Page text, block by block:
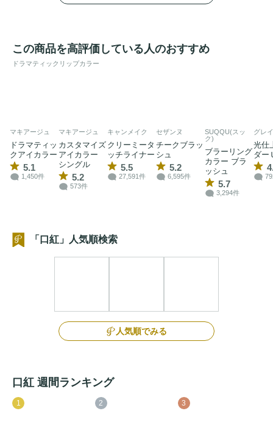
この商品を高評価している人のおすすめ
ドラマティックリップカラー
マキアージュ
ドラマティッ
クアイカラー
5.1
1,450件
マキアージュ
カスタマイズ
アイカラー
シングル
5.2
573件
キャンメイク
クリーミータ
ッチライナー
5.5
27,591件
セザンヌ
チークブラッ
シュ
5.2
6,595件
SUQQU(スッ
ク)
ブラーリング
カラー ブラ
ッシュ
5.7
3,294件
グレ
光仕
ダー
「口紅」人気順検索
人気順でみる
口紅 週間ランキング
1 2 3